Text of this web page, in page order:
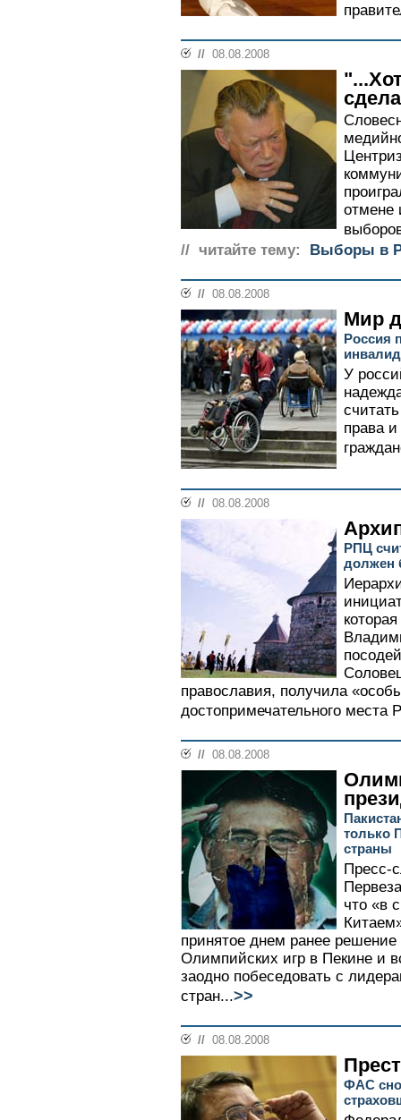
// 08.08.2008
отмене
// читайте тему:
Выборы в
// 08.08.2008
Мир
Россия
У
права
// 08.08.2008
РПЦ
должен
православия, получила
достопримечательного места
// 08.08.2008
только
страны
Пресс-
что «в
принятое днем ранее решение
Олимпийских игр в Пекине и
заодно побеседовать с
стран...>>
// 08.08.2008
ФАС